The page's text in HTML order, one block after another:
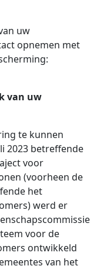
uw
opnemen met
van uw
te kunnen
2023 betreffende
voor
(voorheen de
het
werd er
voor de
ontwikkeld
van het